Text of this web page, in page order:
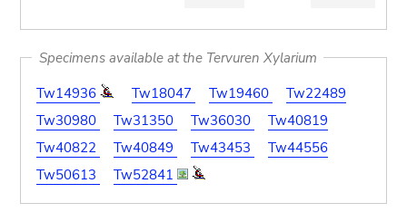
Specimens available at the Tervuren Xylarium
Tw14936
Tw18047 Tw19460
Tw22489
Tw30980
Tw31350 Tw36030
Tw40819
Tw40822
Tw40849 Tw43453
Tw44556
Tw50613
Tw52841